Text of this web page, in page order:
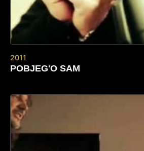
2011
POBJEG'O SAM